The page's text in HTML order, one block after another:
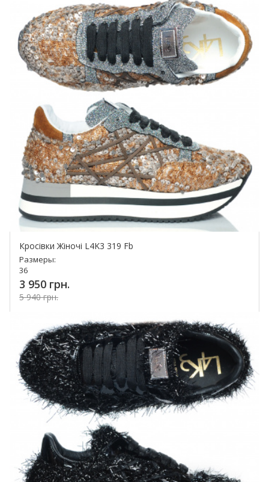
Кросівки Жіночі L4K3 319 Fb
Размеры:
36
3 950 грн.
5 940 грн.
Купить!